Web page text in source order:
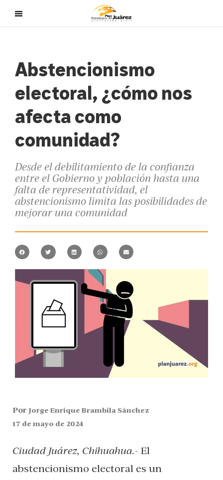
Abstencionismo
electoral, ¿cómo nos
afecta como
comunidad?
Desde el debilitamiento de la confianza
entre el Gobierno y población hasta una
falta de representatividad, el
abstencionismo limita las posibilidades de
mejorar una comunidad
Por Jorge Enrique Brambila Sánchez
17 de mayo de 2024
Ciudad Juárez, Chihuahua.- El
abstencionismo electoral es un